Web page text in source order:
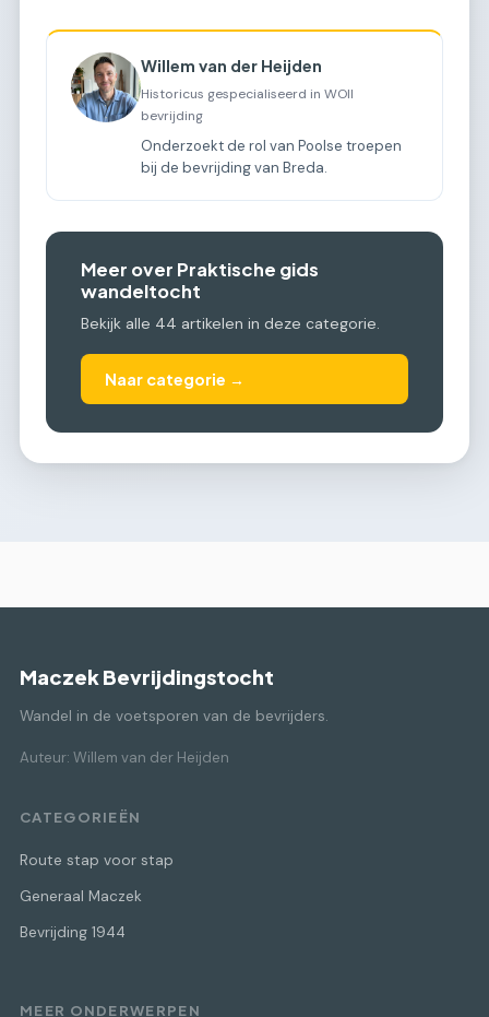
Willem van der Heijden
Historicus gespecialiseerd in WOII
bevrijding
Onderzoekt de rol van Poolse troepen
bij de bevrijding van Breda.
Meer over Praktische gids
wandeltocht
Bekijk alle 44 artikelen in deze categorie.
Naar categorie →
Maczek Bevrijdingstocht
Wandel in de voetsporen van de bevrijders.
Auteur: Willem van der Heijden
CATEGORIEËN
Route stap voor stap
Generaal Maczek
Bevrijding 1944
MEER ONDERWERPEN